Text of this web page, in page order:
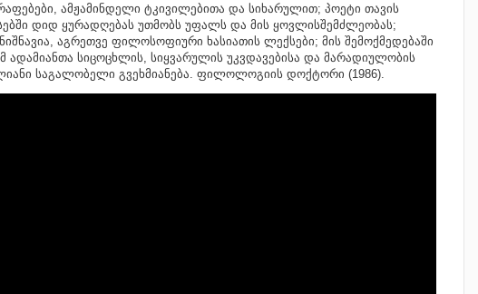
ამჟამინდელი ტკივილებითა და სიხარულით; პოეტი თავის
დიდ ყურადღებას უთმობს უფალს და მის ყოვლისშემძლეობას;
აგრეთვე ფილოსოფიური ხასიათის ლექსები; მის შემოქმედებაში
ადამიანთა სიცოცხლის, სიყვარულის უკვდავებისა და მარადიულობის
საგალობელი გვეხმიანება. ფილოლოგიის დოქტორი (1986).